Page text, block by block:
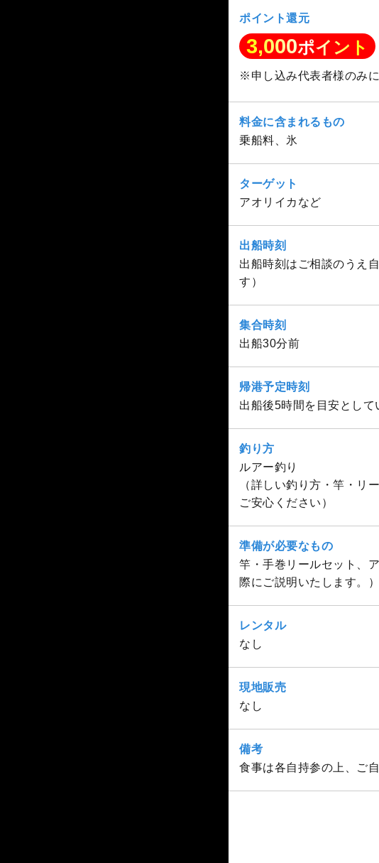
ポイント還元
3,000ポイント
※申し込み代表者様のみに
料金に含まれるもの
乗船料、氷
ターゲット
アオリイカなど
出船時刻
出船時刻はご相談のうえ
す）
集合時刻
出船30分前
帰港予定時刻
出船後5時間を目安として
釣り方
ルアー釣り
（詳しい釣り方・竿・リ
ご安心ください）
準備が必要なもの
竿・手巻リールセット、
際にご説明いたします。）
レンタル
なし
現地販売
なし
備考
食事は各自持参の上、ご